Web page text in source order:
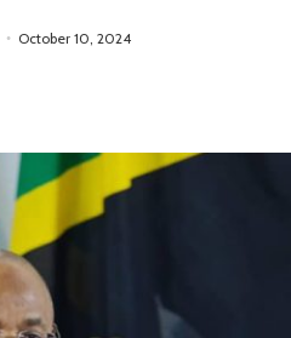
October 10, 2024